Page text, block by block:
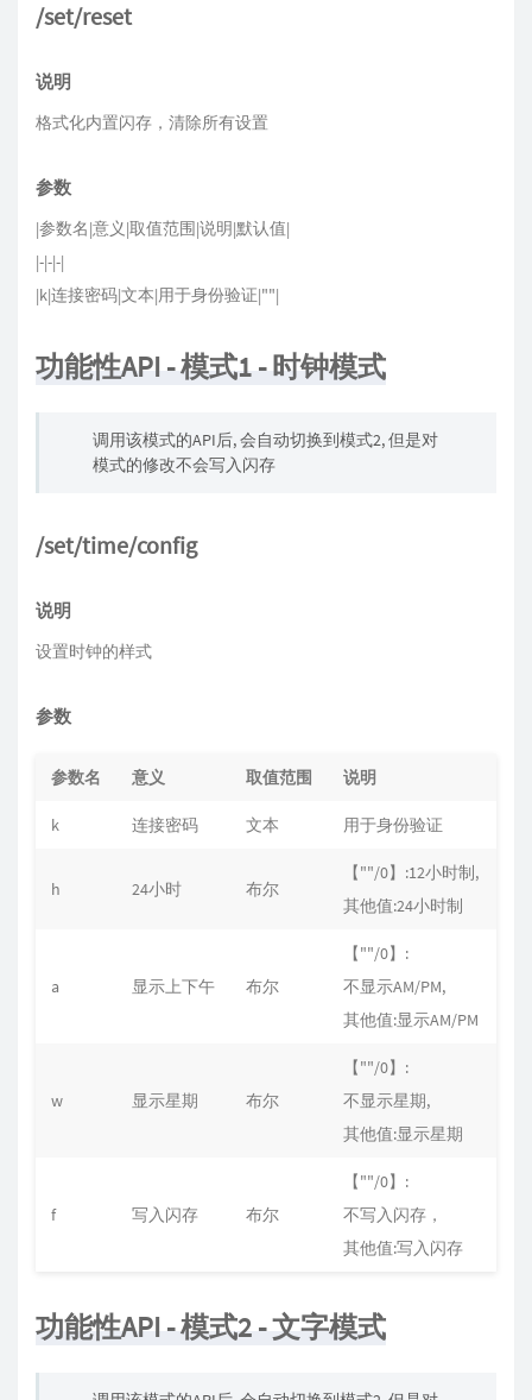
/set/reset
说明
格式化内置闪存，清除所有设置
参数
|参数名|意义|取值范围|说明|默认值|
|-|-|-|
|k|连接密码|文本|用于身份验证|""|
功能性API - 模式1 - 时钟模式
调用该模式的API后, 会自动切换到模式2, 但是对
模式的修改不会写入闪存
/set/time/config
说明
设置时钟的样式
参数
参数名 意义 取值范围 说明
k 连接密码 文本 用于身份验证
h 24小时 布尔
【""/0】:12小时制,
其他值:24小时制
a 显示上下午 布尔
【""/0】:
不显示AM/PM,
其他值:显示AM/PM
w 显示星期 布尔
【""/0】:
不显示星期,
其他值:显示星期
f 写入闪存 布尔
【""/0】:
不写入闪存，
其他值:写入闪存
功能性API - 模式2 - 文字模式